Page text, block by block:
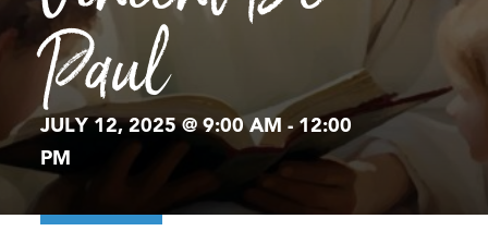
Paul
JULY 12, 2025 @ 9:00 AM -12:00
PM